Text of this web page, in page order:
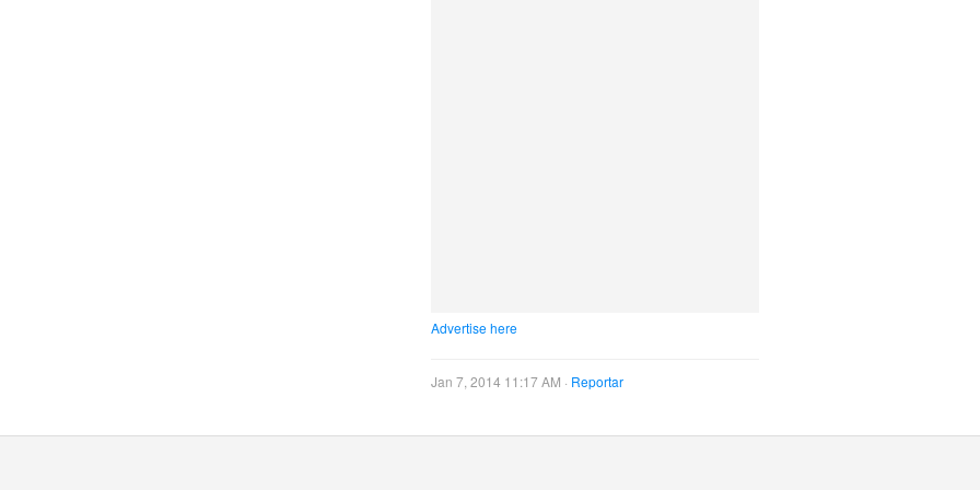
Advertise here
Jan 7, 2014 11:17 AM · Reportar